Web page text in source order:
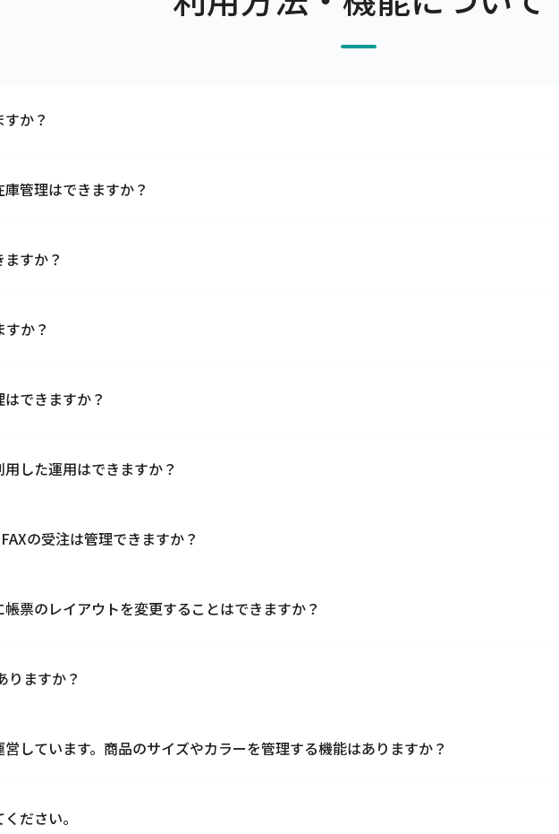
か？
プ別販売単価マスタを利用することによって、取引先ごとの単価を調整したり、掛
管理はできますか？
所要量計算や原価管理ができます。また、原材料の発注・仕入や入出庫も合わせて管
すか？
入金・仕入・支払などの仕訳データを出力できますので、会計ソフトで取り込んでご
か？
レジとapi連携しています。それ以外のPOSサービスはデータ取り込み機能で連携が
できますか？
、卸の受注を一元管理できます。共通の在庫をリアルタイムに引き当てるため、欠品
した運用はできますか？
連携はもちろん、スマートフォンにバーコードリーダーを接続してキャムマックス
の受注は管理できますか？
データの取込機能と受注入力機能がございます。受注から出荷・請求まで管理できま
票のレイアウトを変更することはできますか？
成ツールと連携が可能です。自由に帳票を作成いただけます。
りますか？
トやCOLOR MEなど、各種カートからの受注を取り込むことが可能です。
しています。商品のサイズやカラーを管理する機能はありますか？
ルの導入実績も多数ございます。
ださい。